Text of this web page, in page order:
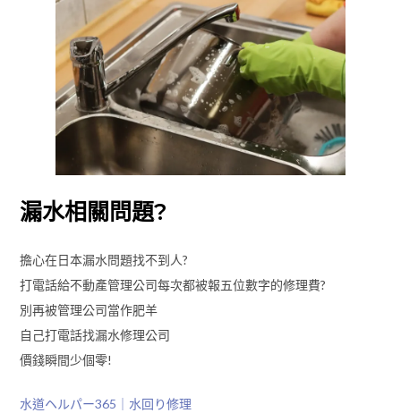
漏水相關問題?
擔心在日本漏水問題找不到人?
打電話給不動產管理公司每次都被報五位數字的修理費?
別再被管理公司當作肥羊
自己打電話找漏水修理公司
價錢瞬間少個零!
水道ヘルパー365｜水回り修理